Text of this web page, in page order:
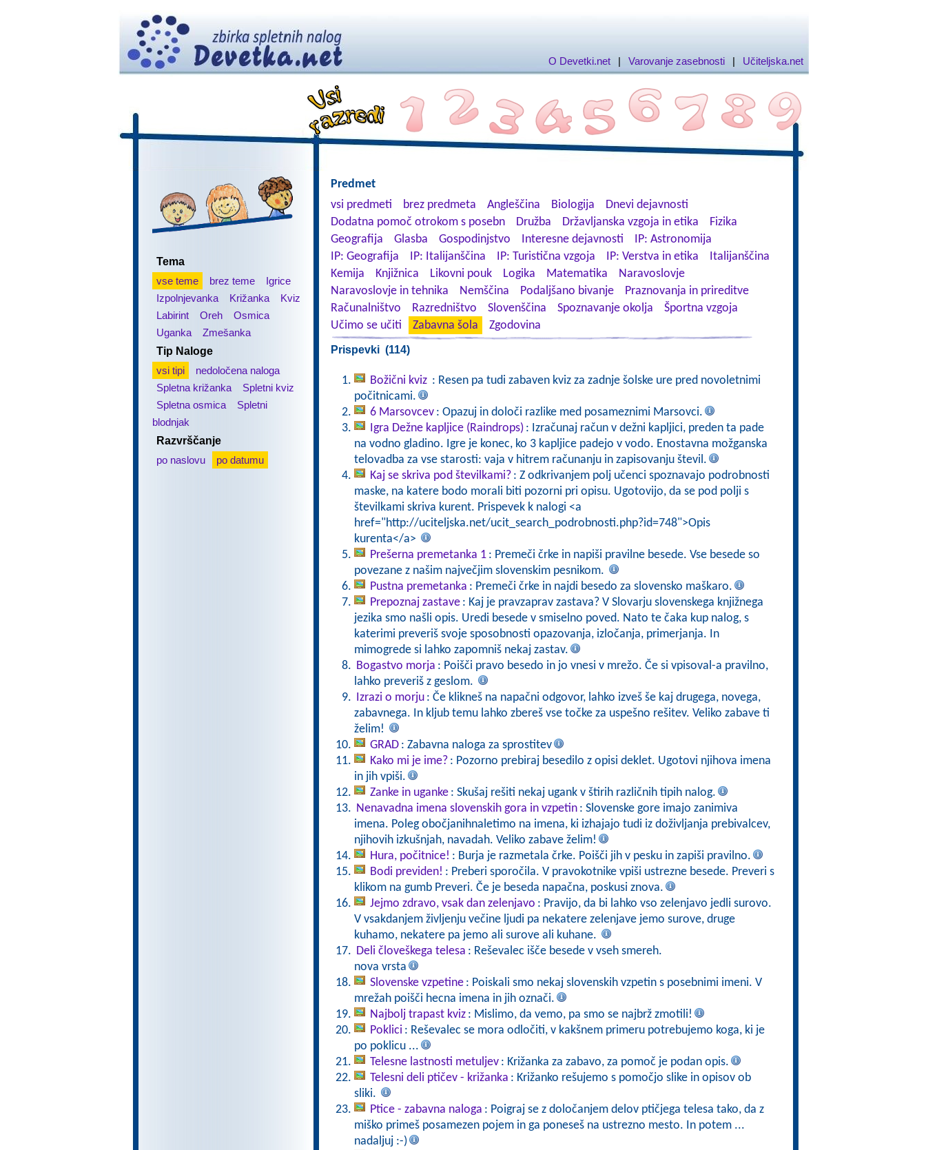
O Devetki.net | Varovanje zasebnosti | Učiteljska.net
Tema
vse teme
brez teme
Igrice
Izpolnjevanka
Križanka
Kviz
Labirint
Oreh
Osmica
Uganka
Zmešanka
Tip Naloge
vsi tipi
nedoločena naloga
Spletna križanka
Spletni kviz
Spletna osmica
Spletni
blodnjak
Razvrščanje
po naslovu
po datumu
Predmet
vsi predmeti
brez predmeta Angleščina Biologija
Dnevi dejavnosti
Dodatna pomoč otrokom s posebn
Družba Državljanska vzgoja in etika
Fizika
Geografija
Glasba Gospodinjstvo Interesne dejavnosti
IP: Astronomija
IP: Geografija
IP: Italijanščina IP: Turistična vzgoja IP: Verstva in etika
Italijanščina
Kemija
Knjižnica Likovni pouk Logika Matematika
Naravoslovje
Naravoslovje in tehnika
Nemščina Podaljšano bivanje
Praznovanja in prireditve
Računalništvo
Razredništvo Slovenščina Spoznavanje okolja
Športna vzgoja
Učimo se učiti
Zabavna šola Zgodovina
Prispevki (114)
Božični kviz : Resen pa tudi zabaven kviz za zadnje šolske ure pred novoletnimi
počitnicami.
6 Marsovcev : Opazuj in določi razlike med posameznimi Marsovci.
Igra Dežne kapljice (Raindrops) : Izračunaj račun v dežni kapljici, preden ta pade
na vodno gladino. Igre je konec, ko 3 kapljice padejo v vodo. Enostavna možganska
telovadba za vse starosti: vaja v hitrem računanju in zapisovanju števil.
Kaj se skriva pod številkami? : Z odkrivanjem polj učenci spoznavajo podrobnosti
maske, na katere bodo morali biti pozorni pri opisu. Ugotovijo, da se pod polji s
številkami skriva kurent. Prispevek k nalogi <a
href="http://uciteljska.net/ucit_search_podrobnosti.php?id=748">Opis
kurenta</a>
Prešerna premetanka 1 : Premeči črke in napiši pravilne besede. Vse besede so
povezane z našim največjim slovenskim pesnikom.
Pustna premetanka : Premeči črke in najdi besedo za slovensko maškaro.
Prepoznaj zastave : Kaj je pravzaprav zastava? V Slovarju slovenskega knjižnega
jezika smo našli opis. Uredi besede v smiselno poved. Nato te čaka kup nalog, s
katerimi preveriš svoje sposobnosti opazovanja, izločanja, primerjanja. In
mimogrede si lahko zapomniš nekaj zastav.
Bogastvo morja : Poišči pravo besedo in jo vnesi v mrežo. Če si vpisoval-a pravilno,
lahko preveriš z geslom.
Izrazi o morju : Če klikneš na napačni odgovor, lahko izveš še kaj drugega, novega,
zabavnega. In kljub temu lahko zbereš vse točke za uspešno rešitev. Veliko zabave ti
želim!
GRAD : Zabavna naloga za sprostitev
Kako mi je ime? : Pozorno prebiraj besedilo z opisi deklet. Ugotovi njihova imena
in jih vpiši.
Zanke in uganke : Skušaj rešiti nekaj ugank v štirih različnih tipih nalog.
Nenavadna imena slovenskih gora in vzpetin : Slovenske gore imajo zanimiva
imena. Poleg obočjanihnaletimo na imena, ki izhajajo tudi iz doživljanja prebivalcev,
njihovih izkušnjah, navadah. Veliko zabave želim!
Hura, počitnice! : Burja je razmetala črke. Poišči jih v pesku in zapiši pravilno.
Bodi previden! : Preberi sporočila. V pravokotnike vpiši ustrezne besede. Preveri s
klikom na gumb Preveri. Če je beseda napačna, poskusi znova.
Jejmo zdravo, vsak dan zelenjavo : Pravijo, da bi lahko vso zelenjavo jedli surovo.
V vsakdanjem življenju večine ljudi pa nekatere zelenjave jemo surove, druge
kuhamo, nekatere pa jemo ali surove ali kuhane.
Deli človeškega telesa : Reševalec išče besede v vseh smereh.
nova vrsta
Slovenske vzpetine : Poiskali smo nekaj slovenskih vzpetin s posebnimi imeni. V
mrežah poišči hecna imena in jih označi.
Najbolj trapast kviz : Mislimo, da vemo, pa smo se najbrž zmotili!
Poklici : Reševalec se mora odločiti, v kakšnem primeru potrebujemo koga, ki je
po poklicu ...
Telesne lastnosti metuljev : Križanka za zabavo, za pomoč je podan opis.
Telesni deli ptičev - križanka : Križanko rešujemo s pomočjo slike in opisov ob
sliki.
Ptice - zabavna naloga : Poigraj se z določanjem delov ptičjega telesa tako, da z
miško primeš posamezen pojem in ga poneseš na ustrezno mesto. In potem ...
nadaljuj :-)